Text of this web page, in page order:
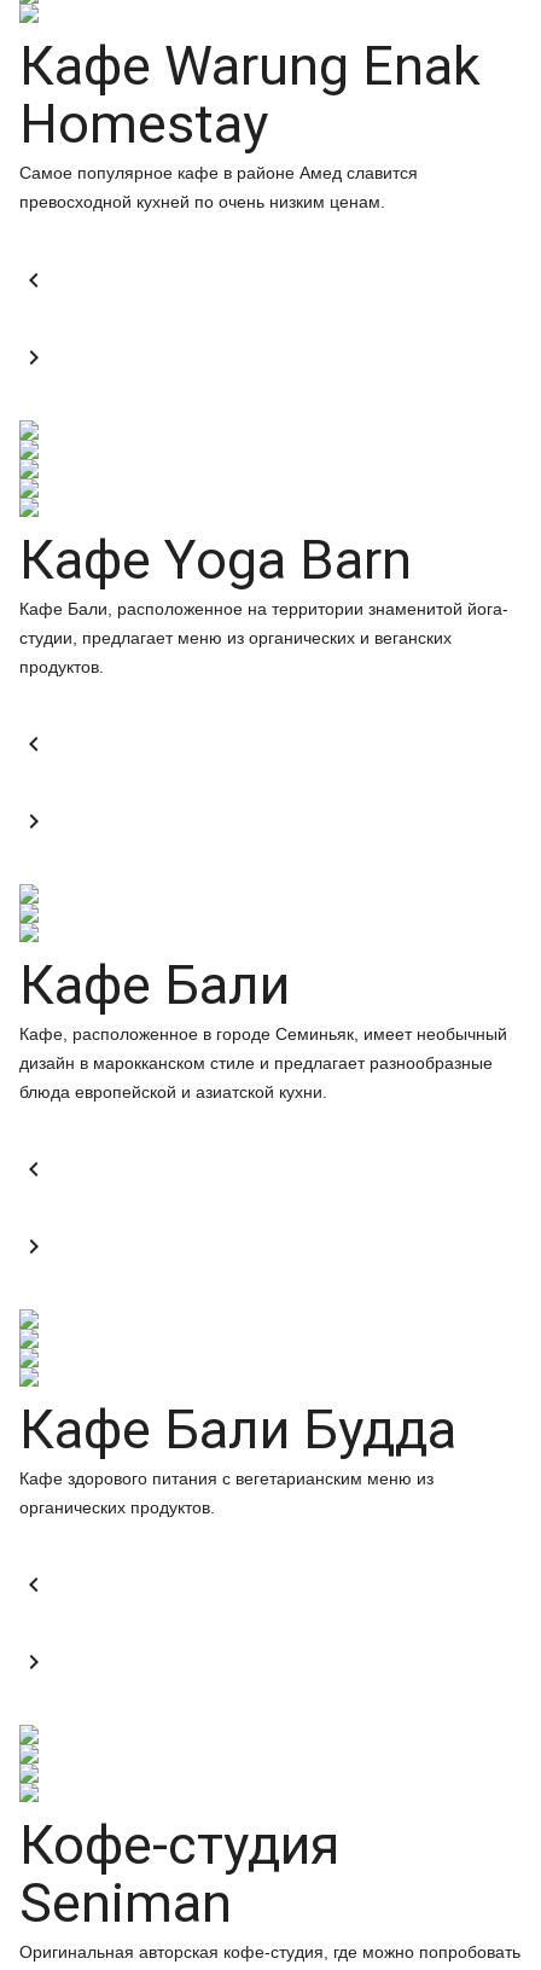
Кафе Warung Enak
Homestay
Самое популярное кафе в районе Амед славится
превосходной кухней по очень низким ценам.


Кафе Yoga Barn
Кафе Бали, расположенное на территории знаменитой йога-
студии, предлагает меню из органических и веганских
продуктов.


Кафе Бали
Кафе, расположенное в городе Семиньяк, имеет необычный
дизайн в марокканском стиле и предлагает разнообразные
блюда европейской и азиатской кухни.


Кафе Бали Будда
Кафе здорового питания с вегетарианским меню из
органических продуктов.


Кофе-студия
Seniman
Оригинальная авторская кофе-студия, где можно попробовать